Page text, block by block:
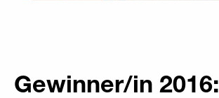
Gewinner/in 2016: